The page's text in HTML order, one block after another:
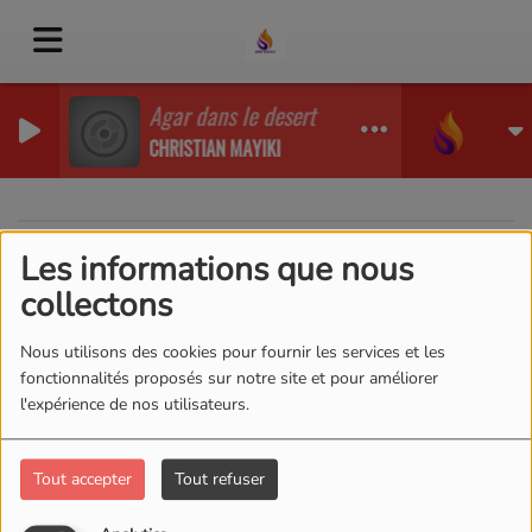
Les informations que nous
collectons
Nous utilisons des cookies pour fournir les services et les
fonctionnalités proposés sur notre site et pour améliorer
l'expérience de nos utilisateurs.
Tout accepter Tout refuser
Agar dans le desert Priere
CHRISTIAN MAYIKI